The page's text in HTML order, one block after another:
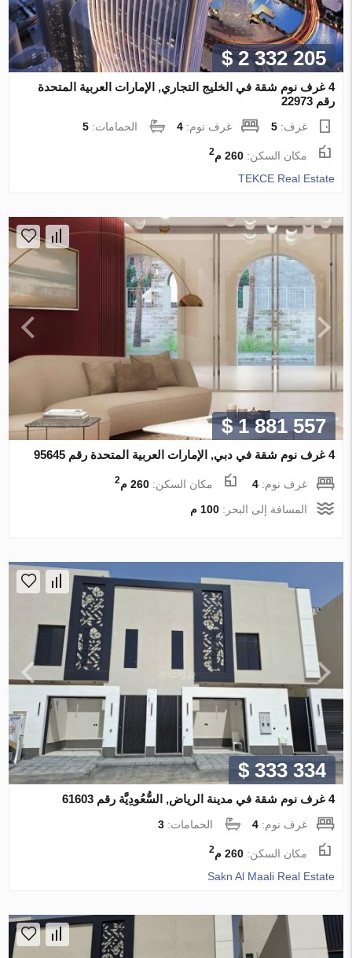
$ 2 332 205
4 غرف نوم شقة في الخليج التجاري, الإمارات العربية المتحدة
رقم 22973
غرف:5 غرف نوم:4 الحمامات:5
مكان السكن:260 م 2
TEKCE Real Estate
$ 1 881 557
4 غرف نوم شقة في دبي, الإمارات العربية المتحدة رقم 95645
غرف نوم:4 مكان السكن:260 م 2
المسافة إلى البحر:100 م
$ 333 334
4 غرف نوم شقة في مدينة الرياض, السُّعُودِيَّة رقم 61603
غرف نوم:4 الحمامات:3
مكان السكن:260 م 2
Sakn Al Maali Real Estate